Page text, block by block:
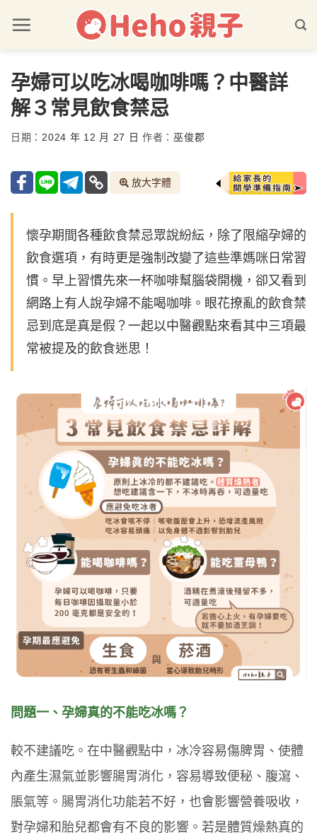
孕婦可以吃冰喝咖啡嗎？中醫詳
解３常見飲食禁忌
日期： 2024 年 12 月 27 日 作者：巫俊郡
放大字體
懷孕期間各種飲食禁忌眾說紛紜，除了限縮孕婦的
飲食選項，有時更是強制改變了這些準媽咪日常習
慣。早上習慣先來一杯咖啡幫腦袋開機，卻又看到
網路上有人說孕婦不能喝咖啡。眼花撩亂的飲食禁
忌到底是真是假？一起以中醫觀點來看其中三項最
常被提及的飲食迷思！
問題一、孕婦真的不能吃冰嗎？
較不建議吃。在中醫觀點中，冰冷容易傷脾胃、使體
內產生濕氣並影響腸胃消化，容易導致便秘、腹瀉、
脹氣等。腸胃消化功能若不好，也會影響營養吸收，
對孕婦和胎兒都會有不良的影響。若是體質燥熱真的